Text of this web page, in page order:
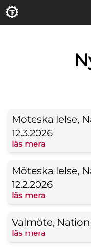
Möteskallelse,
12.3.2026
läs mera
Möteskallelse,
12.2.2026
läs mera
Valmöte,
läs mera